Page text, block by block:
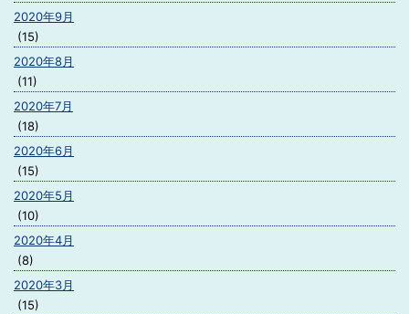
2020年9月
(15)
2020年8月
(11)
2020年7月
(18)
2020年6月
(15)
2020年5月
(10)
2020年4月
(8)
2020年3月
(15)